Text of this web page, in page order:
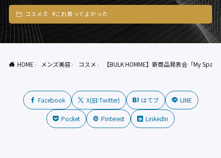
コスメ #これ買ってよかった
HOME メンズ美容 コスメ 【BULK HOMME】新商品発表会「My
Facebook X(旧:Twitter) はてブ LINE
Pocket Pinterest LinkedIn